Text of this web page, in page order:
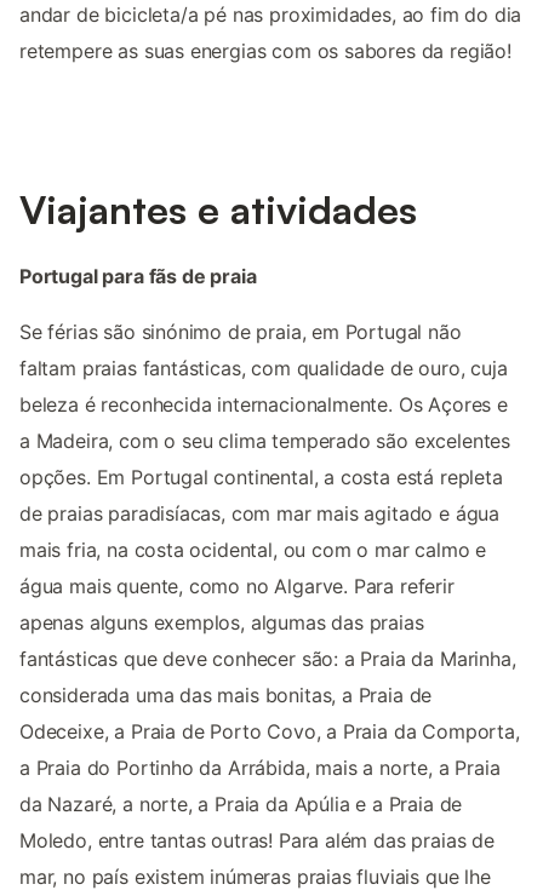
andar de bicicleta/a pé nas proximidades, ao fim do dia
retempere as suas energias com os sabores da região!
Viajantes e atividades
Portugal para fãs de praia
Se férias são sinónimo de praia, em Portugal não
faltam praias fantásticas, com qualidade de ouro, cuja
beleza é reconhecida internacionalmente. Os Açores e
a Madeira, com o seu clima temperado são excelentes
opções. Em Portugal continental, a costa está repleta
de praias paradisíacas, com mar mais agitado e água
mais fria, na costa ocidental, ou com o mar calmo e
água mais quente, como no Algarve. Para referir
apenas alguns exemplos, algumas das praias
fantásticas que deve conhecer são: a Praia da Marinha,
considerada uma das mais bonitas, a Praia de
Odeceixe, a Praia de Porto Covo, a Praia da Comporta,
a Praia do Portinho da Arrábida, mais a norte, a Praia
da Nazaré, a norte, a Praia da Apúlia e a Praia de
Moledo, entre tantas outras! Para além das praias de
mar, no país existem inúmeras praias fluviais que lhe